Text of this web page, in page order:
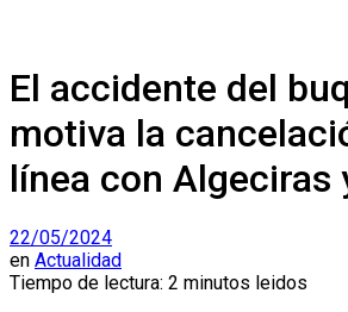
El accidente del
motiva la
línea con Algeciras
22/05/2024
en Actualidad
Tiempo de lectura: 2 minutos leidos